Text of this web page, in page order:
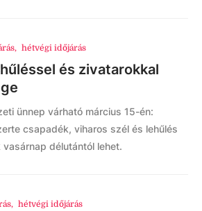
, hétvégi időjárás
és zivatarokkal
ünnep várható március 15-én:
csapadék, viharos szél és lehűlés
délutántól lehet.
, hétvégi időjárás